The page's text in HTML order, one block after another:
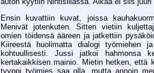
Ensin kuvattiin kuvat, joissa
Menivät jotenkuten. Sitten vietiin
omien töidensä ääreen ja jatkettiin
Kiireestä huolimatta dialogi työmiehen
kohtuullisesti. Jussi jatkoi hahmonsa
kertakaikkisen mainio. Mietin hetken, että
tyyppi työmies saa olla, mutta annoin